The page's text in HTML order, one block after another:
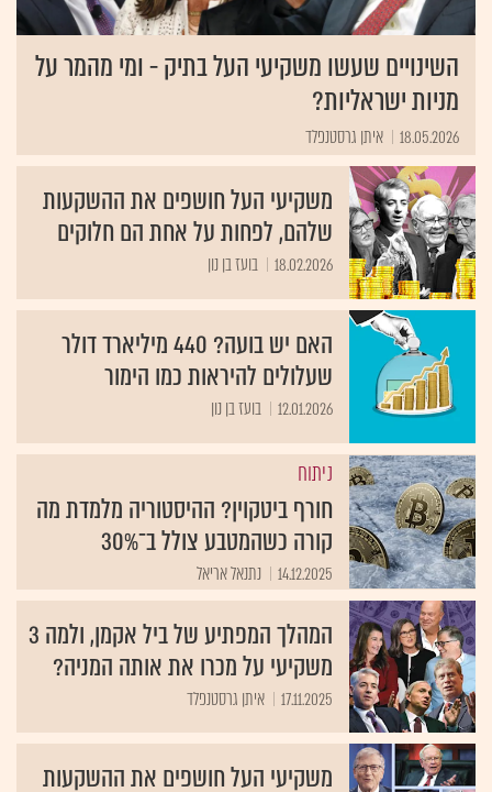
השינויים שעשו משקיעי העל בתיק - ומי מהמר על
מניות ישראליות?
18.05.2026 איתן גרסטנפלד
משקיעי העל חושפים את ההשקעות
שלהם, לפחות על אחת הם חלוקים
18.02.2026 בועז בן נון
האם יש בועה? 440 מיליארד דולר
שעלולים להיראות כמו הימור
12.01.2026 בועז בן נון
ניתוח
חורף ביטקוין? ההיסטוריה מלמדת מה
קורה כשהמטבע צולל ב־30%
14.12.2025 נתנאל אריאל
המהלך המפתיע של ביל אקמן, ולמה 3
משקיעי על מכרו את אותה המניה?
17.11.2025 איתן גרסטנפלד
משקיעי העל חושפים את ההשקעות